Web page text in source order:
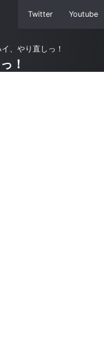
Twitter Youtube
、やり直しっ！
！